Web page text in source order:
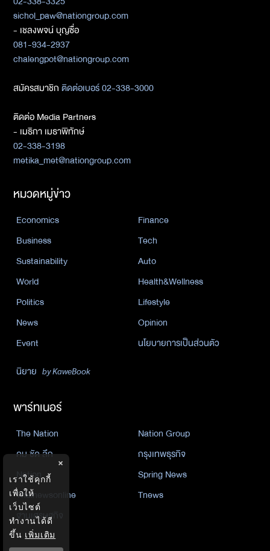
sichol_paw@nationgroup.com
- เชลงพจน์ บุญซื่อ
081-934-2937
chalengpot@nationgroup.com
สมัครสมาชิกติดต่อเบอร์ 02-338-3000
ติดต่อ Media Partners
- เมธิกา เมธาพิทักษ์
02-338-3198
metika_met@nationgroup.com
หมวดหมู่ข่าว
Economics
Finance
Business
Tech
Sustainability
Auto
World
Health&Wellness
Politics
Lifestyle
News
Opinion
Event
นโยบายการเป็นส่วนตัว
นิยาย by KaweBook
พาร์ทเนอร์
The Nation
Nation Group
คม ชัด ลึก
กรุงเทพธุรกิจ
Nation
Spring News
Thainewsonline
Tnews
ฐานเศรษฐกิจ
×
เราใช้คุกกี้
เพื่อให้
เว็บไซต์
ทำงานได้ดี
ขึ้น เพิ่มเติม